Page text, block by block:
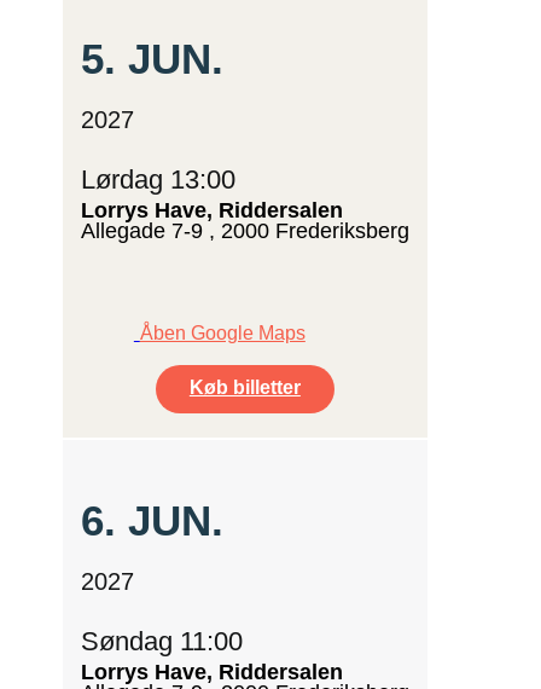
5. JUN.
2027
Lørdag 13:00
Lorrys Have, Riddersalen
Allegade 7-9 , 2000 Frederiksberg
Åben Google Maps
Køb billetter
6. JUN.
2027
Søndag 11:00
Lorrys Have, Riddersalen